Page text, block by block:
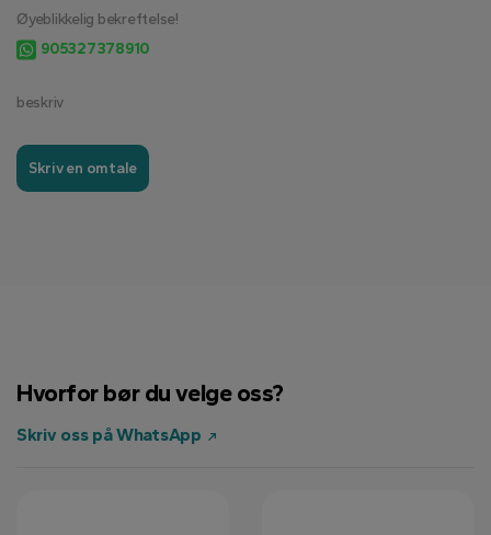
beskriv
Skriv en omtale
Øyeblikkelig bekreftelse!
905327378910
Hvorfor bør du velge oss?
Skriv oss på WhatsApp